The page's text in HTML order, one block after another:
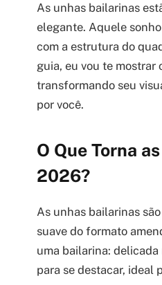
As unhas bailarinas
elegante. Aquele
com a estrutura do
guia, eu vou te mostrar
transformando seu
por você.
O Que Torna
2026?
As unhas bailarinas
suave do formato
uma bailarina:
para se destacar, ideal